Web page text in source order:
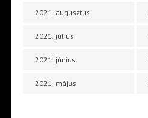
2021. augusztus
2021. július
2021. június
2021. május